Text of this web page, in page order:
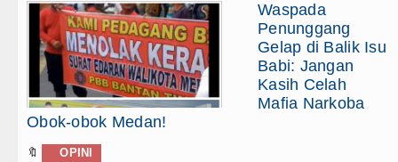
Waspada
Penunggang
Gelap di Balik Isu
Babi: Jangan
Kasih Celah
Mafia Narkoba
Obok-obok Medan!
🔖 OPINI